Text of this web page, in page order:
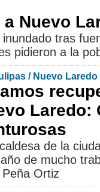
Nuevo
tras
pidieron a la
/ Nuevo Laredo
Laredo:
de la
de mucho
Ortiz